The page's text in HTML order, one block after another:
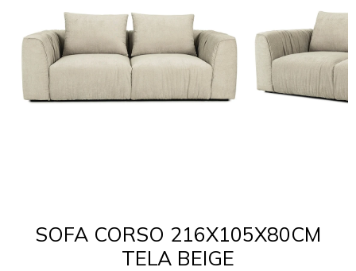
SOFA CORSO 216X105X80CM
TELA BEIGE